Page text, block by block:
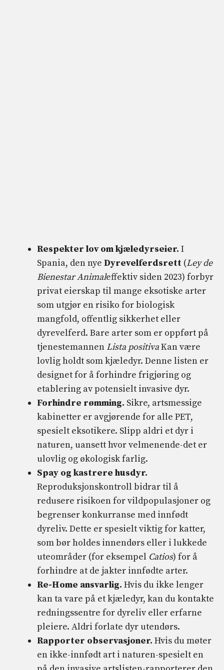
Respekter lov om kjæledyrseier. I
Spania, den nye Dyrevelferdsrett (Ley de
Bienestar Animaleffektiv siden 2023) forbyr
privat eierskap til mange eksotiske arter
som utgjør en risiko for biologisk
mangfold, offentlig sikkerhet eller
dyrevelferd. Bare arter som er oppført på
tjenestemannen Lista positivaKan være
lovlig holdt som kjæledyr. Denne listen er
designet for å forhindre frigjøring og
etablering av potensielt invasive dyr.
Forhindre rømming. Sikre, artsmessige
kabinetter er avgjørende for alle PET,
spesielt eksotikere. Slipp aldri et dyr i
naturen, uansett hvor velmenende-det er
ulovlig og økologisk farlig.
Spay og kastrere husdyr.
Reproduksjonskontroll bidrar til å
redusere risikoen for vildpopulasjoner og
begrenser konkurranse med innfødt
dyreliv. Dette er spesielt viktig for katter,
som bør holdes innendørs eller i lukkede
uteområder (for eksempel Catios) for å
forhindre at de jakter innfødte arter.
Re-Home ansvarlig. Hvis du ikke lenger
kan ta vare på et kjæledyr, kan du kontakte
redningssentre for dyreliv eller erfarne
pleiere. Aldri forlate dyr utendørs.
Rapporter observasjoner. Hvis du møter
en ikke-innfødt art i naturen-spesielt en